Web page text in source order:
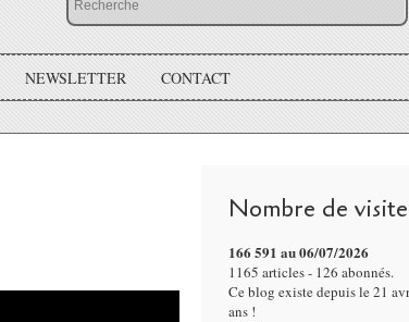
NEWSLETTER CONTACT
Nombre de
166 591 au 06/07/2026
1165 articles - 126 abonnés.
Ce blog existe depuis le 21
ans !